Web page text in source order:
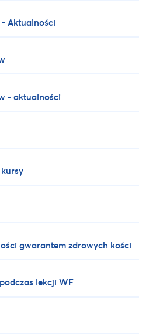
Aktualności
- aktualności
gwarantem zdrowych kości
lekcji WF